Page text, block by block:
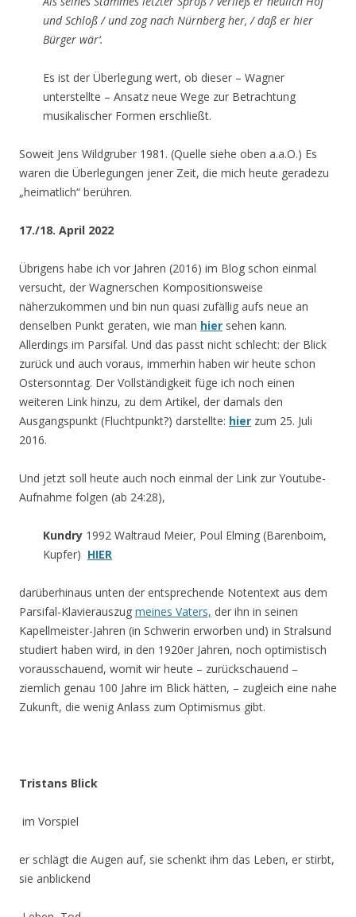
und Schloß / und zog nach Nürnberg her, / daß er hier
Bürger wär‘.
Es ist der Überlegung wert, ob dieser – Wagner
unterstellte – Ansatz neue Wege zur Betrachtung
musikalischer Formen erschließt.
Soweit Jens Wildgruber 1981. (Quelle siehe oben a.a.O.) Es
waren die Überlegungen jener Zeit, die mich heute geradezu
„heimatlich“ berühren.
17./18. April 2022
Übrigens habe ich vor Jahren (2016) im Blog schon einmal
versucht, der Wagnerschen Kompositionsweise
näherzukommen und bin nun quasi zufällig aufs neue an
denselben Punkt geraten, wie man hier sehen kann.
Allerdings im Parsifal. Und das passt nicht schlecht: der Blick
zurück und auch voraus, immerhin haben wir heute schon
Ostersonntag. Der Vollständigkeit füge ich noch einen
weiteren Link hinzu, zu dem Artikel, der damals den
Ausgangspunkt (Fluchtpunkt?) darstellte: hier zum 25. Juli
2016.
Und jetzt soll heute auch noch einmal der Link zur Youtube-
Aufnahme folgen (ab 24:28),
Kundry 1992 Waltraud Meier, Poul Elming (Barenboim,
Kupfer) HIER
darüberhinaus unten der entsprechende Notentext aus dem
Parsifal-Klavierauszug meines Vaters, der ihn in seinen
Kapellmeister-Jahren (in Schwerin erworben und) in Stralsund
studiert haben wird, in den 1920er Jahren, noch optimistisch
vorausschauend, womit wir heute – zurückschauend –
ziemlich genau 100 Jahre im Blick hätten, – zugleich eine nahe
Zukunft, die wenig Anlass zum Optimismus gibt.
Tristans Blick
im Vorspiel
er schlägt die Augen auf, sie schenkt ihm das Leben, er stirbt,
sie anblickend